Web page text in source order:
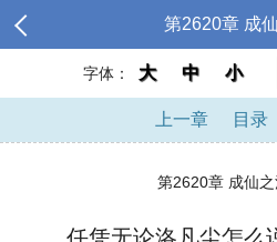
第2620章 成
字体： 大 中 小
上一章 目录
第2620章 成仙